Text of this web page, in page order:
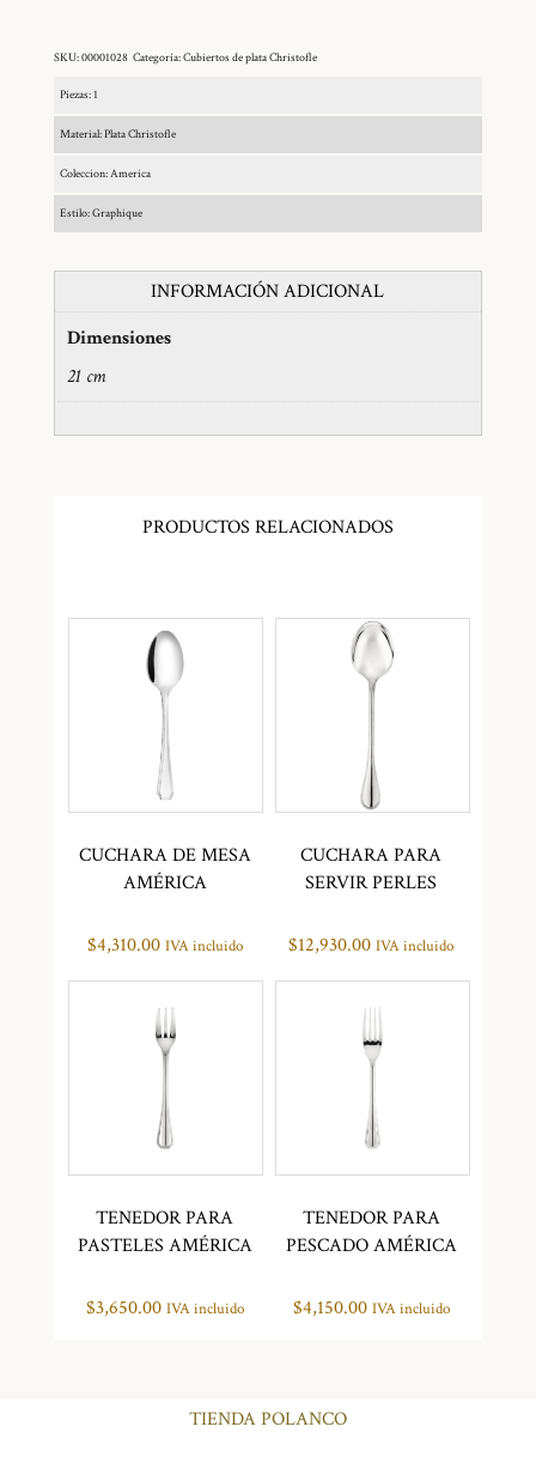
SKU:00001028 Categoría:Cubiertos de plata Christofle
Piezas: 1
Material: Plata Christofle
Coleccion: America
Estilo: Graphique
INFORMACIÓN ADICIONAL
Dimensiones
21 cm
PRODUCTOS RELACIONADOS
CUCHARA DE MESA
AMÉRICA
$4,310.00 IVA incluido
CUCHARA PARA
SERVIR PERLES
$12,930.00 IVA incluido
TENEDOR PARA
PASTELES AMÉRICA
$3,650.00 IVA incluido
TENEDOR PARA
PESCADO AMÉRICA
$4,150.00 IVA incluido
TIENDA POLANCO